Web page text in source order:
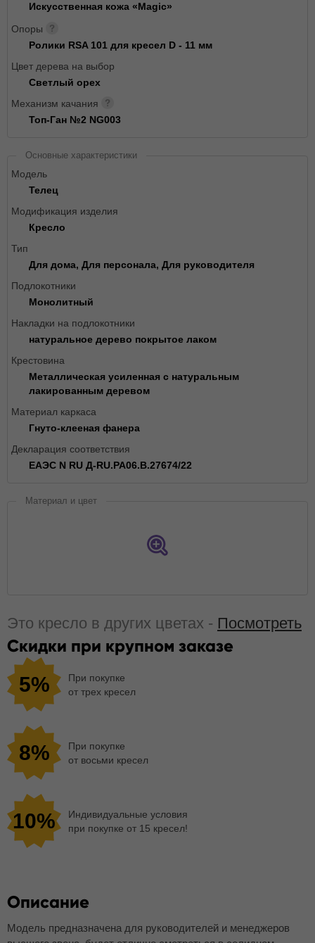
Искусственная кожа «Magic»
Опоры
Ролики RSA 101 для кресел D - 11 мм
Цвет дерева на выбор
Светлый орех
Механизм качания
Топ-Ган №2 NG003
Основные характеристики
Модель
Телец
Модификация изделия
Кресло
Тип
Для дома, Для персонала, Для руководителя
Подлокотники
Монолитный
Накладки на подлокотники
натуральное дерево покрытое лаком
Крестовина
Металлическая усиленная с натуральным
лакированным деревом
Материал каркаса
Гнуто-клееная фанера
Декларация соответствия
ЕАЭС N RU Д-RU.РА06.В.27674/22
Материал и цвет
Это кресло в других цветах - Посмотреть
Скидки при крупном заказе
5%
При покупке
от трех кресел
8%
При покупке
от восьми кресел
10%
Индивидуальные условия
при покупке от 15 кресел!
Описание
Модель предназначена для руководителей и менеджеров